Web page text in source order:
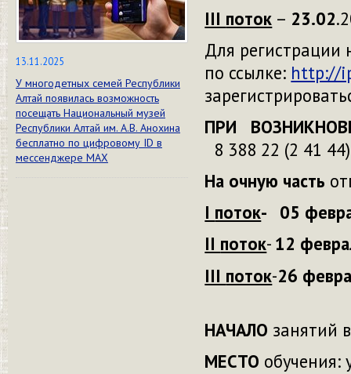
13.11.2025
У многодетных семей Республики
Алтай появилась возможность
посещать Национальный музей
Республики Алтай им. А.В. Анохина
бесплатно по цифровому ID в
мессенджере МАХ
III поток – 23.02
Для регистрации
по ссылке: http://
ПРИ
8 388 22 (2 41
На очную часть
I поток- 05
II поток- 12
III поток-26
НАЧАЛО занятий в
МЕСТО обучения: